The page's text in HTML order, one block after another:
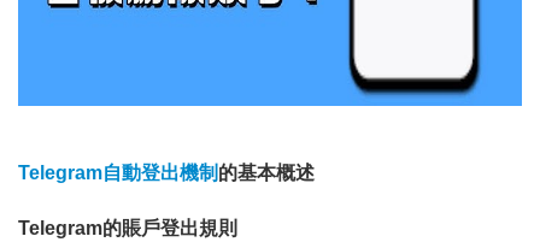
Telegram自動登出機制 的基本概述
Telegram的賬戶登出規則